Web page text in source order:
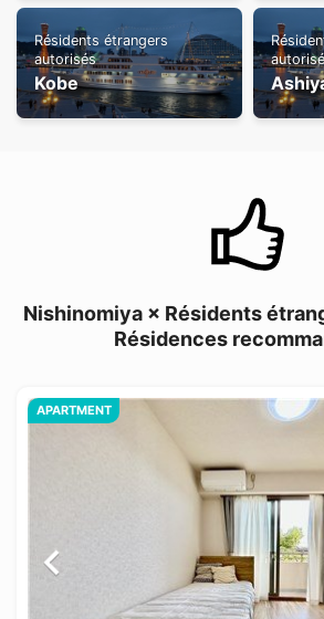
Résidents étrangers
autorisés
Kobe
Nishinomiya × Résidents
Résidences
APARTMENT